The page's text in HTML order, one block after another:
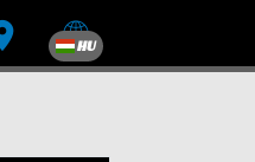
HU